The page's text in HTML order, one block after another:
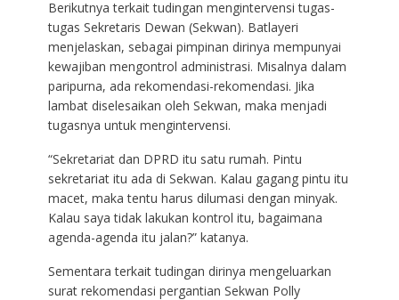
Berikutnya terkait tudingan mengintervensi tugas-
tugas Sekretaris Dewan (Sekwan). Batlayeri
menjelaskan, sebagai pimpinan dirinya mempunyai
kewajiban mengontrol administrasi. Misalnya dalam
paripurna, ada rekomendasi-rekomendasi. Jika
lambat diselesaikan oleh Sekwan, maka menjadi
tugasnya untuk mengintervensi.
“Sekretariat dan DPRD itu satu rumah. Pintu
sekretariat itu ada di Sekwan. Kalau gagang pintu itu
macet, maka tentu harus dilumasi dengan minyak.
Kalau saya tidak lakukan kontrol itu, bagaimana
agenda-agenda itu jalan?” katanya.
Sementara terkait tudingan dirinya mengeluarkan
surat rekomendasi pergantian Sekwan Polly